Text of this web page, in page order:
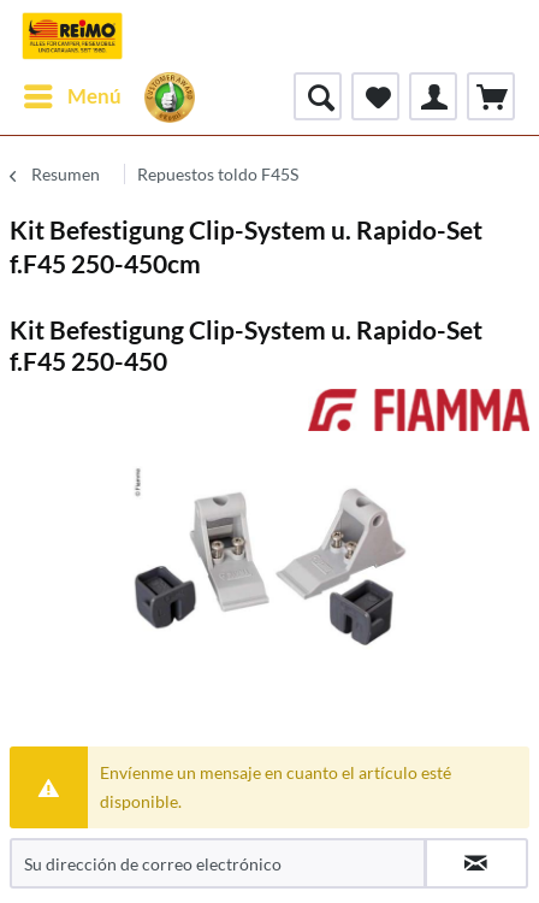
Menú
Resumen Repuestos toldo F45S
Kit Befestigung Clip-System u. Rapido-Set
f.F45 250-450cm
Kit Befestigung Clip-System u. Rapido-Set
f.F45 250-450
Envíenme un mensaje en cuanto el artículo esté
disponible.